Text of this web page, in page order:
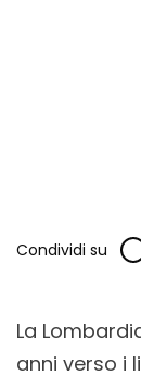
Condividi su
La
anni verso i